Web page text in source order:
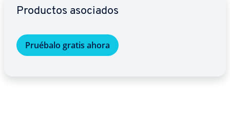
Productos asociados
Pruébalo gratis ahora